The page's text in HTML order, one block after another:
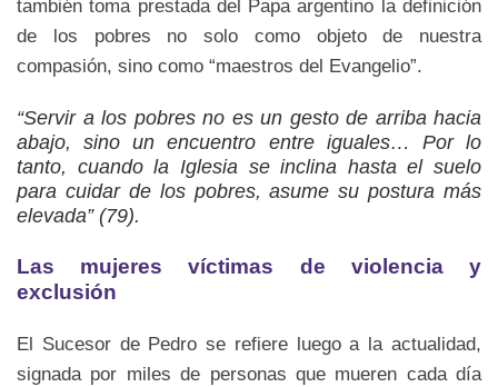
también toma prestada del Papa argentino la definición
de los pobres no solo como objeto de nuestra
compasión, sino como “maestros del Evangelio”.
“Servir a los pobres no es un gesto de arriba hacia
abajo, sino un encuentro entre iguales… Por lo
tanto, cuando la Iglesia se inclina hasta el suelo
para cuidar de los pobres, asume su postura más
elevada” (79).
Las mujeres víctimas de violencia y
exclusión
El Sucesor de Pedro se refiere luego a la actualidad,
signada por miles de personas que mueren cada día